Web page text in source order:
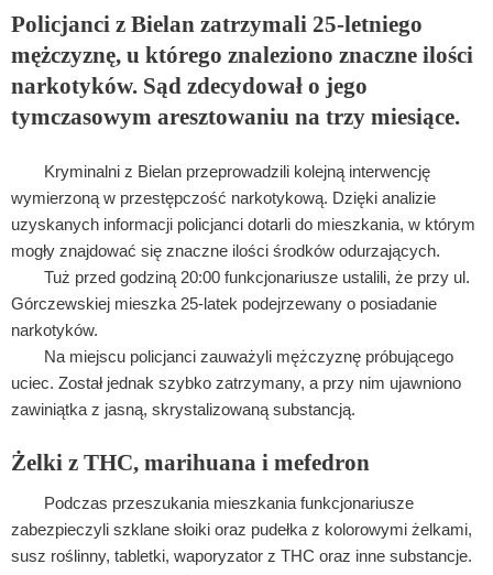
Policjanci z Bielan zatrzymali 25-letniego
mężczyznę, u którego znaleziono znaczne ilości
narkotyków. Sąd zdecydował o jego
tymczasowym aresztowaniu na trzy miesiące.
Kryminalni z Bielan przeprowadzili kolejną interwencję
wymierzoną w przestępczość narkotykową. Dzięki analizie
uzyskanych informacji policjanci dotarli do mieszkania, w którym
mogły znajdować się znaczne ilości środków odurzających.
Tuż przed godziną 20:00 funkcjonariusze ustalili, że przy ul.
Górczewskiej mieszka 25-latek podejrzewany o posiadanie
narkotyków.
Na miejscu policjanci zauważyli mężczyznę próbującego
uciec. Został jednak szybko zatrzymany, a przy nim ujawniono
zawiniątka z jasną, skrystalizowaną substancją.
Żelki z THC, marihuana i mefedron
Podczas przeszukania mieszkania funkcjonariusze
zabezpieczyli szklane słoiki oraz pudełka z kolorowymi żelkami,
susz roślinny, tabletki, waporyzator z THC oraz inne substancje.